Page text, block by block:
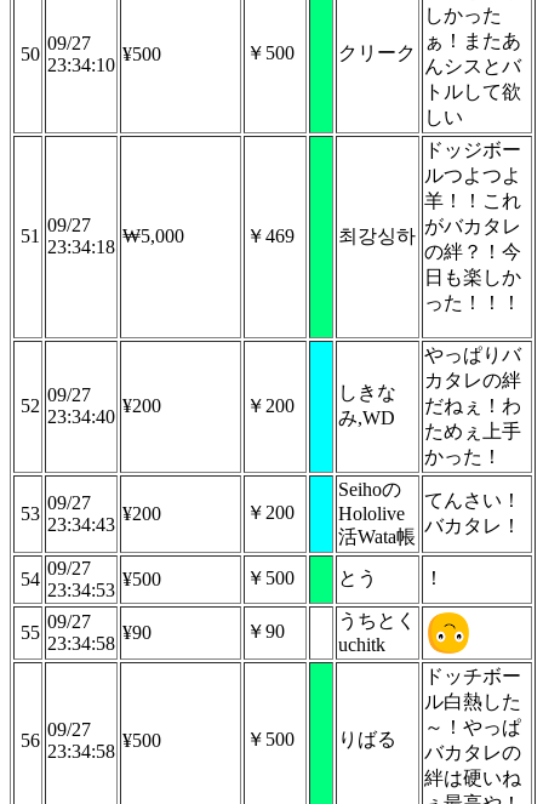
50
09/27
23:34:10
¥500 ￥500 クリーク
しかった
ぁ！またあ
んシスとバ
トルして欲
しい
51
09/27
23:34:18
₩5,000 ￥469 최강싱하
ドッジボー
ルつよつよ
羊！！これ
がバカタレ
の絆？！今
日も楽しか
った！！！
52
09/27
23:34:40
¥200 ￥200
しきな
み,WD
やっぱりバ
カタレの絆
だねぇ！わ
ためぇ上手
かった！
53
09/27
23:34:43
¥200 ￥200
Seihoの
Hololive
活Wata帳
てんさい！
バカタレ！
54
09/27
23:34:53
¥500 ￥500 とう ！
55
09/27
23:34:58
¥90 ￥90
うちとく
uchitk
56
09/27
23:34:58
¥500 ￥500 りばる
ドッチボー
ル白熱した
～！やっぱ
バカタレの
絆は硬いね